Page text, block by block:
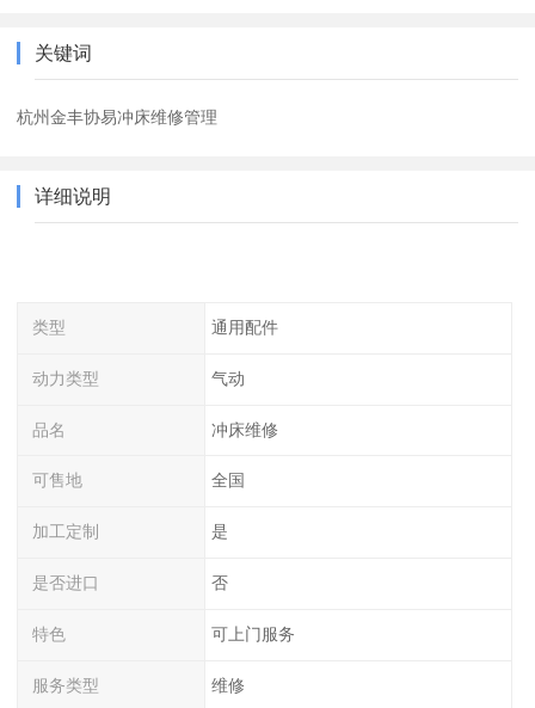
关键词
杭州金丰协易冲床维修管理
详细说明
类型 通用配件
动力类型 气动
品名 冲床维修
可售地 全国
加工定制 是
是否进口 否
特色 可上门服务
服务类型 维修